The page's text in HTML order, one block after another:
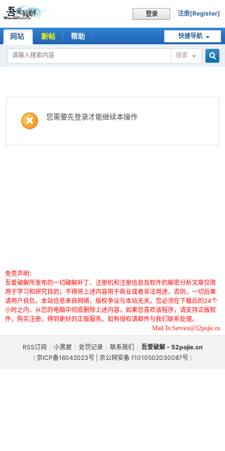
登录 注册[Register]
快捷导航
网站 新帖 帮助
搜索
您需要先登录才能继续本操作
免责声明：
吾爱破解所发布的一切破解补丁、注册机和注册信息及软件的解密分析文章仅限
用于学习和研究目的；不得将上述内容用于商业或者非法用途，否则，一切后果
请用户自负。本站信息来自网络，版权争议与本站无关。您必须在下载后的24个
小时之内，从您的电脑中彻底删除上述内容。如果您喜欢该程序，请支持正版软
件，购买注册，得到更好的正版服务。如有侵权请邮件与我们联系处理。
Mail To:Service@52pojie.cn
RSS订阅 小黑屋 处罚记录 联系我们
吾爱破解 - 52pojie.cn
( 京ICP备16042023号 | 京公网安备 11010502030087号 )